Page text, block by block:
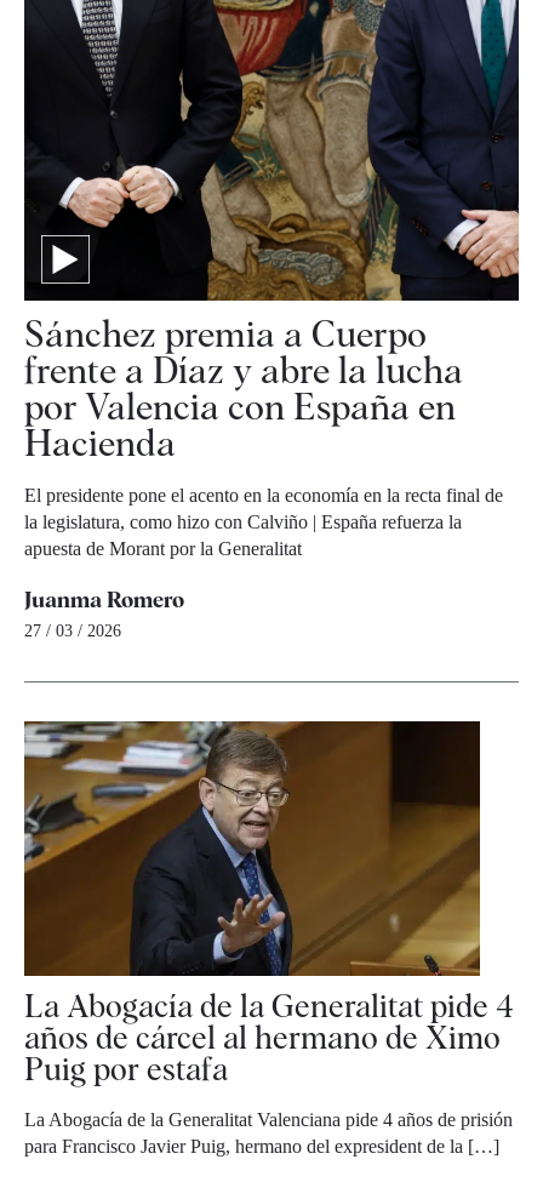
Sánchez premia a Cuerpo
frente a Díaz y abre la lucha
por Valencia con España en
Hacienda
El presidente pone el acento en la economía en la recta final de
la legislatura, como hizo con Calviño | España refuerza la
apuesta de Morant por la Generalitat
Juanma Romero
27 / 03 / 2026
La Abogacía de la Generalitat pide 4
años de cárcel al hermano de Ximo
Puig por estafa
La Abogacía de la Generalitat Valenciana pide 4 años de prisión
para Francisco Javier Puig, hermano del expresident de la […]